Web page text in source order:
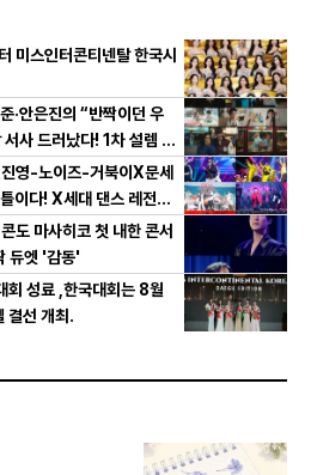
·안은진의 “반짝이던 우
사 드러났다! 1차 설렘 티
영-노이즈-거북이X문세
이다! X세대 댄스 레전드
!도 마사히코 첫 내한 콘서
듀엣 '감동'
회 성료 ,한국대회는 8월
결선 개최.